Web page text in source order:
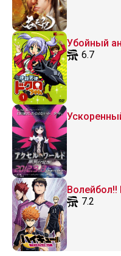
Убойный
6.7
Волейбол!!
7.2